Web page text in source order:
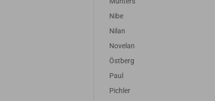
Nibe
Nilan
Novelan
Östberg
Paul
Pichler